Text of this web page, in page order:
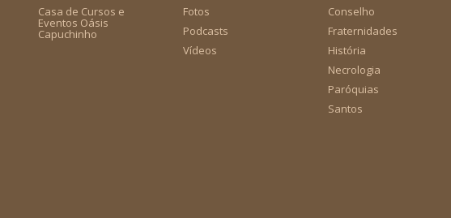
Conselho
Fraternidades
História
Necrologia
Paróquias
Santos
Casa de Cursos e
Eventos Oásis
Capuchinho
Fotos
Podcasts
Vídeos